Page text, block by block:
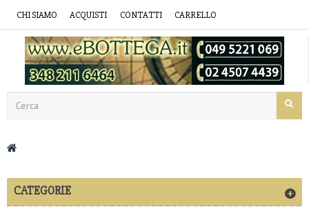
CHI SIAMO ACQUISTI CONTATTI CARRELLO
CATEGORIE